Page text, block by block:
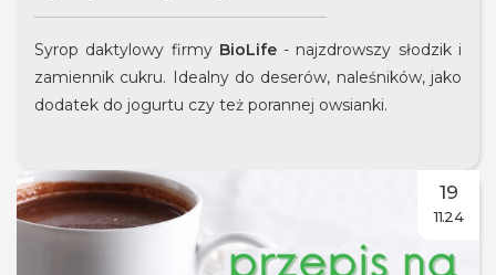
Syrop daktylowy firmy BioLife- najzdrowszy słodzik i
zamiennik cukru. Idealny do deserów, naleśników, jako
dodatek do jogurtu czy też porannej owsianki.
19
11.24